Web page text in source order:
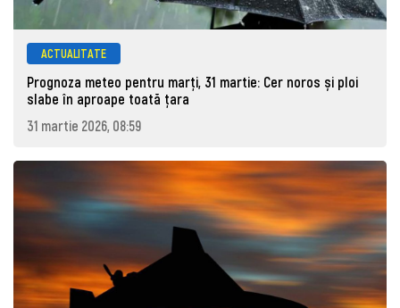
ACTUALITATE
Prognoza meteo pentru marţi, 31 martie: Cer noros și ploi
slabe în aproape toată țara
31 martie 2026, 08:59